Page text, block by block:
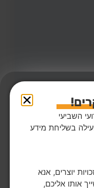
נר
59,חולית
הישן באר שבע
בחולית.
לפוסט המלא
השביעי
בשליחת מידע
יוצרים, אנא
אותו אליכם,